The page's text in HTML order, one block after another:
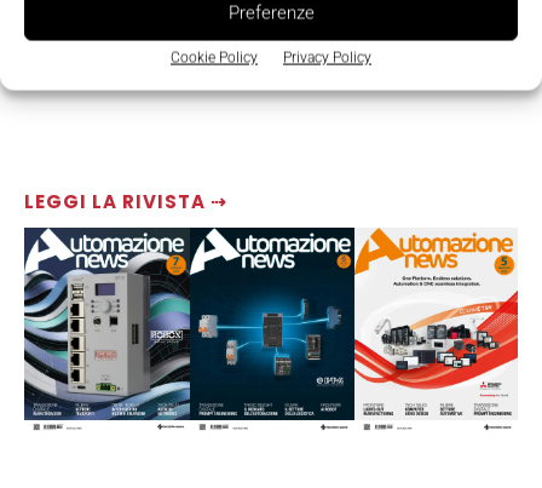
Preferenze
Cookie Policy Privacy Policy
LEGGI LA RIVISTA ⇢